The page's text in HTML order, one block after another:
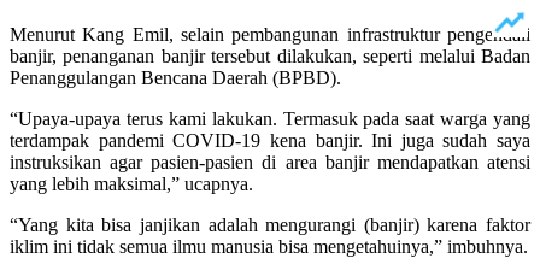
Menurut Kang Emil, selain pembangunan infrastruktur pengendali
banjir, penanganan banjir tersebut dilakukan, seperti melalui Badan
Penanggulangan Bencana Daerah (BPBD).
“Upaya-upaya terus kami lakukan. Termasuk pada saat warga yang
terdampak pandemi COVID-19 kena banjir. Ini juga sudah saya
instruksikan agar pasien-pasien di area banjir mendapatkan atensi
yang lebih maksimal,” ucapnya.
“Yang kita bisa janjikan adalah mengurangi (banjir) karena faktor
iklim ini tidak semua ilmu manusia bisa mengetahuinya,” imbuhnya.